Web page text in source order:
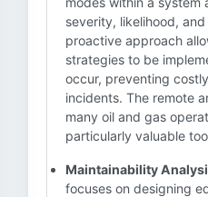
severity, likelihood,
proactive approach
strategies to be
occur, preventing
incidents. The remote
many oil and gas
particularly valuable
Maintainability
focuses on designing